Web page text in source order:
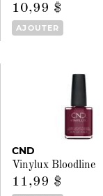
10,99 $
AJOUTER
CND
Vinylux Bloodline
11,99 $